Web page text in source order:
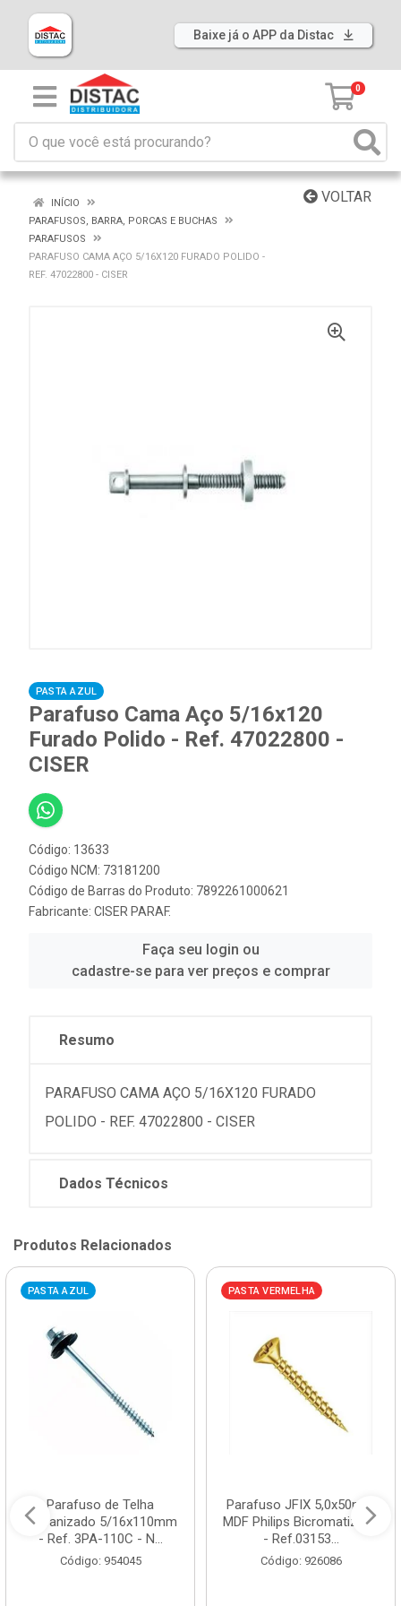
Baixe já o APP da Distac
0
VOLTAR
INÍCIO
PARAFUSOS, BARRA, PORCAS E BUCHAS
PARAFUSOS
PARAFUSO CAMA AÇO 5/16X120 FURADO POLIDO -
REF. 47022800 - CISER
PASTA AZUL
Parafuso Cama Aço 5/16x120
Furado Polido - Ref. 47022800 -
CISER
Código: 13633
Código NCM: 73181200
Código de Barras do Produto: 7892261000621
Fabricante: CISER PARAF.
Faça seu login ou
cadastre-se para ver preços e comprar
Resumo
PARAFUSO CAMA AÇO 5/16X120 FURADO
POLIDO - REF. 47022800 - CISER
Dados Técnicos
Produtos Relacionados
PASTA AZUL
Parafuso de Telha
Galvanizado 5/16x110mm
- Ref. 3PA-110C - N...
Código: 954045
PASTA VERMELHA
Parafuso JFIX 5,0x50mm
MDF Philips Bicromatizado
- Ref.03153...
Código: 926086